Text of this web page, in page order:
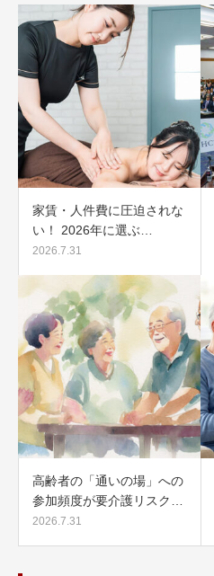
家賃・人件費に圧迫されな
い！ 2026年に選ぶ…
2026.7.31
高齢者の「通いの場」への
参加頻度が要介護リスク…
2026.7.31